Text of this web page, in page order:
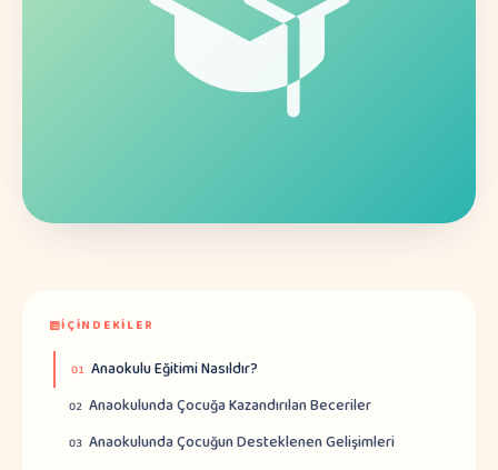
İÇINDEKILER
01 Anaokulu Eğitimi Nasıldır?
02 Anaokulunda Çocuğa Kazandırılan Beceriler
03 Anaokulunda Çocuğun Desteklenen Gelişimleri